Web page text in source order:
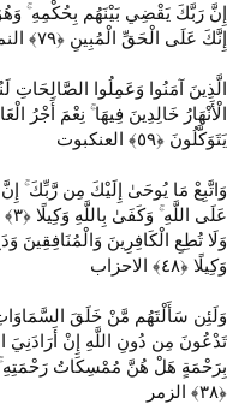
إِنَّكَ عَلَى الْحَقِّ الْمُبِينِ ‎﴿٧٩﴾‏ النمل
الَّذِينَ آمَنُوا وَعَمِلُوا الصَّالِحَاتِ
يَتَوَكَّلُونَ ‎﴿٥٩﴾‏ العنكبوت
عَلَى اللَّهِ ۚ وَكَفَىٰ بِاللَّهِ وَكِيلًا ‎﴿٣﴾ الأحزاب
وَلَا تُطِعِ الْكَافِرِينَ وَالْمُنَافِقِينَ
وَكِيلًا ‎﴿٤٨﴾‏ الاحزاب
وَلَئِن سَأَلْتَهُم مَّنْ خَلَقَ
تَدْعُونَ مِن دُونِ اللَّهِ إِنْ
بِرَحْمَةٍ هَلْ هُنَّ مُمْسِكَاتُ رَحْمَتِهِ